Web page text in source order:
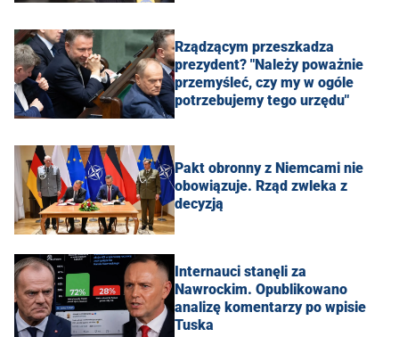
Rządzącym przeszkadza
prezydent? "Należy poważnie
przemyśleć, czy my w ogóle
potrzebujemy tego urzędu"
Pakt obronny z Niemcami nie
obowiązuje. Rząd zwleka z
decyzją
Internauci stanęli za
Nawrockim. Opublikowano
analizę komentarzy po wpisie
Tuska